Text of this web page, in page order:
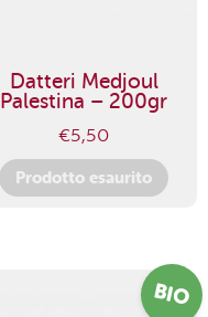
Datteri Medjoul
Palestina – 200gr
€5,50
Prodotto esaurito
BIO